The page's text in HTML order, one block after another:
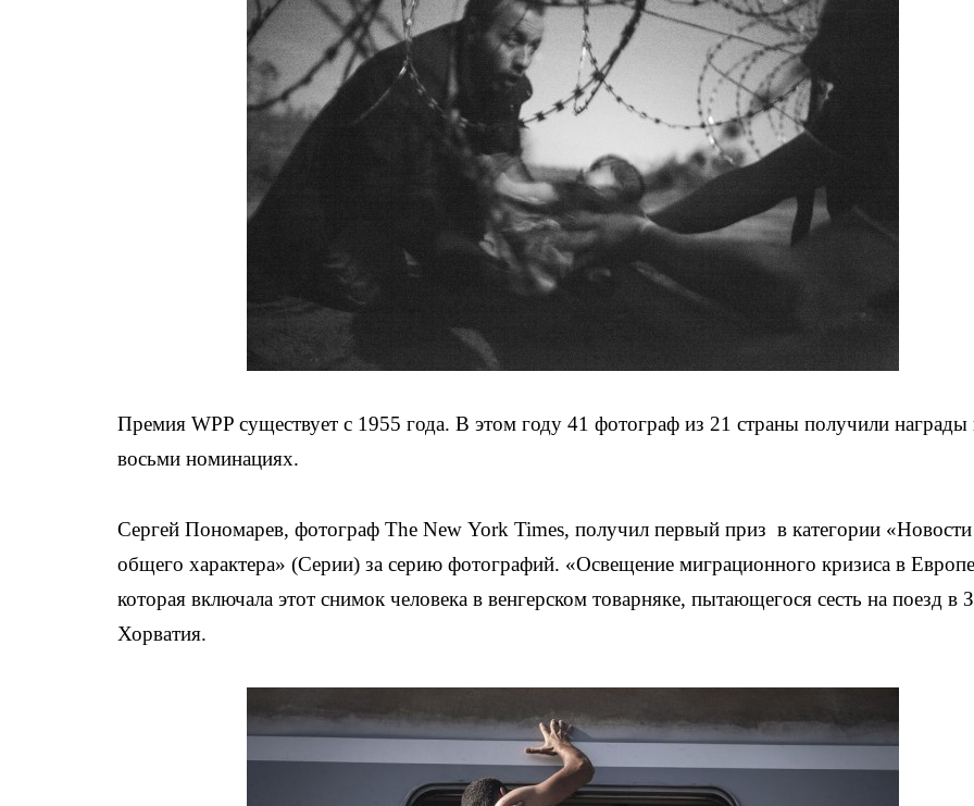
Премия WPP существует с 1955 года. В этом году 41 фотограф из 21 страны получили награды
восьми номинациях.
Сергей Пономарев, фотограф The New York Times, получил первый приз в категории «Новости
общего характера» (Серии) за серию фотографий. «Освещение миграционного кризиса в
которая включала этот снимок человека в венгерском товарняке, пытающегося сесть на поезд в
Хорватия.